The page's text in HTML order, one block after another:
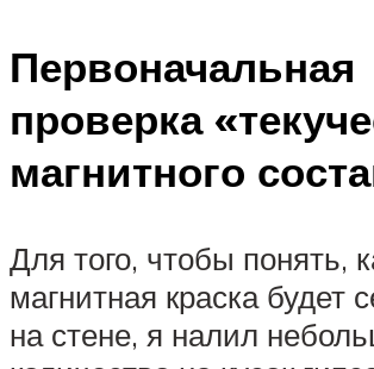
Первоначальная
проверка
магнитного
Для того, чтобы понять,
магнитная краска будет
на стене, я налил